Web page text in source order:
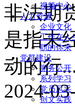
视频中心
人力资源
企业文化
工作在人
职的你来
党群建设
党务公开
系列学习
党员风采
创文实践
非法期
是指未
动的行
2024-